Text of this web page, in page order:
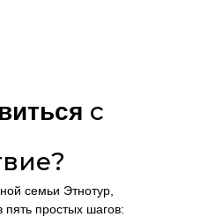
с
семьи Этнотур,
простых шагов: